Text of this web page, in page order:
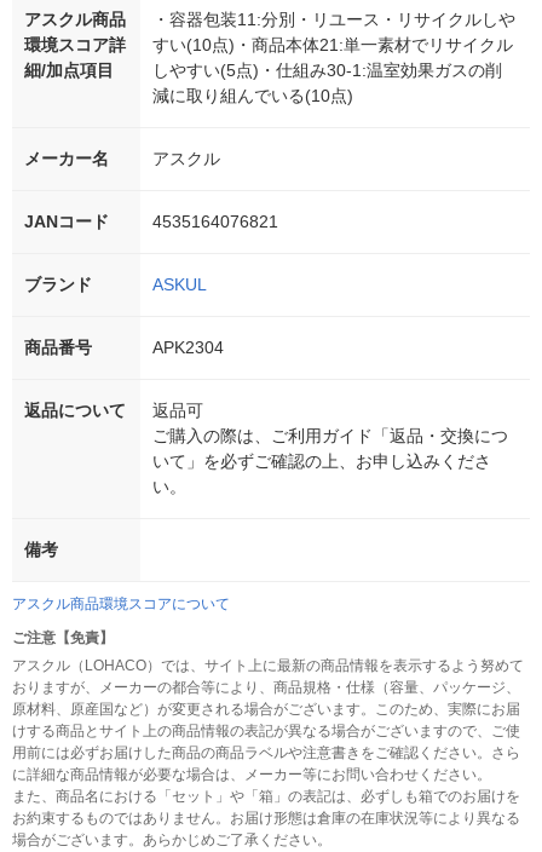
アスクル商品
環境スコア詳
細/加点項目
・容器包装11:分別・リユース・リサイクルしや
すい(10点)・商品本体21:単一素材でリサイクル
しやすい(5点)・仕組み30-1:温室効果ガスの削
減に取り組んでいる(10点)
メーカー名 アスクル
JANコード 4535164076821
ブランド ASKUL
商品番号 APK2304
返品について
返品可
ご購入の際は、ご利用ガイド「返品・交換につ
いて」を必ずご確認の上、お申し込みくださ
い。
備考
アスクル商品環境スコアについて
ご注意【免責】
アスクル（LOHACO）では、サイト上に最新の商品情報を表示するよう努めて
おりますが、メーカーの都合等により、商品規格・仕様（容量、パッケージ、
原材料、原産国など）が変更される場合がございます。このため、実際にお届
けする商品とサイト上の商品情報の表記が異なる場合がございますので、ご使
用前には必ずお届けした商品の商品ラベルや注意書きをご確認ください。さら
に詳細な商品情報が必要な場合は、メーカー等にお問い合わせください。
また、商品名における「セット」や「箱」の表記は、必ずしも箱でのお届けを
お約束するものではありません。お届け形態は倉庫の在庫状況等により異なる
場合がございます。あらかじめご了承ください。